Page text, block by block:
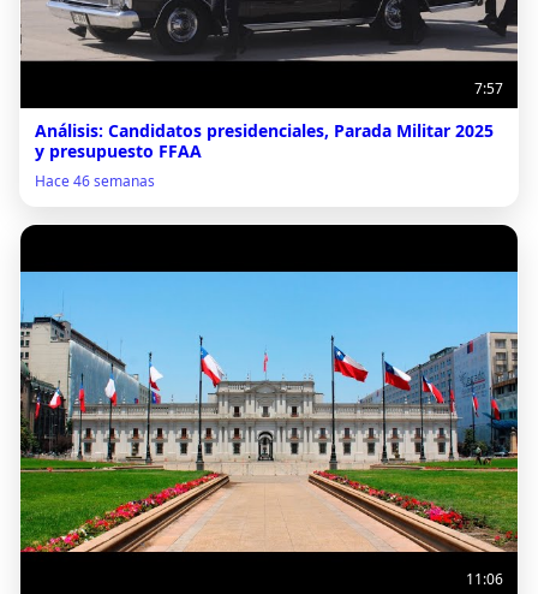
7:57
Análisis: Candidatos presidenciales, Parada Militar 2025
y presupuesto FFAA
Hace 46 semanas
11:06